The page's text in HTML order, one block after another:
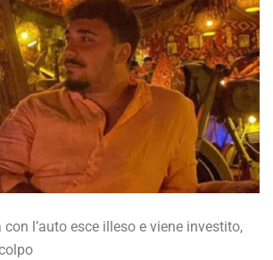
con l’auto esce illeso e viene investito,